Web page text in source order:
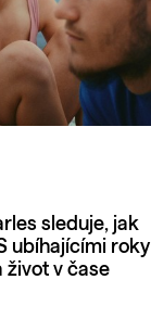
sleduje, jak
ubíhajícími roky
život v čase